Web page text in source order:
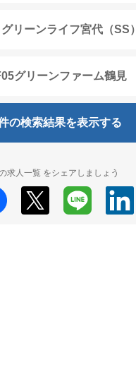
リーンライフ宮代（SS）
グリーンファーム鶴見
の検索結果を表示する
求人一覧 をシェアしましょう